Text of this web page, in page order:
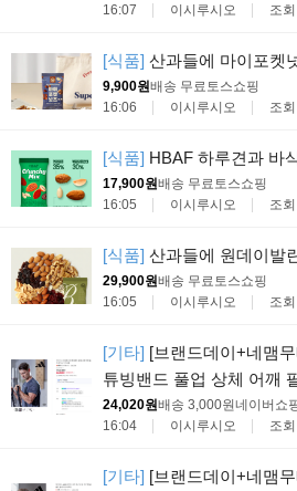
16:07
이시루시오 조
[식품] 산과들에 마이포켓
9,900원배송 무료토스쇼핑
16:06
이시루시오 조
[식품] HBAF 하루견과 바
17,900원배송 무료토스쇼핑
16:05
이시루시오 조
[식품] 산과들에 원데이발
29,900원배송 무료토스쇼핑
16:05
이시루시오 조
[기타] [브랜드데이+네맴
튜빙밴드 풀업 상체 어깨
24,020원배송 3,000원네이버쇼
16:04
이시루시오 조
[기타] [브랜드데이+네맴